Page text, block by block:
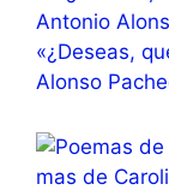
«¿Deseas,
Alonso
mas de